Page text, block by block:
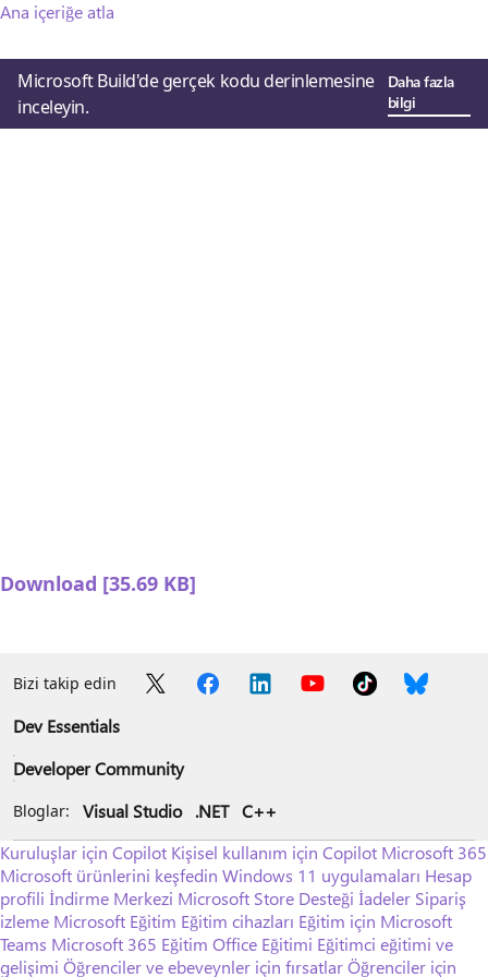
Ana içeriğe atla
Microsoft Build'de gerçek kodu derinlemesine
inceleyin.
Daha fazla
bilgi
Download [35.69 KB]
Bizi takip edin
Dev Essentials
Developer Community
Bloglar: Visual Studio .NET C++
Kuruluşlar için Copilot Kişisel kullanım için Copilot Microsoft 365
Microsoft ürünlerini keşfedin Windows 11 uygulamaları Hesap
profili İndirme Merkezi Microsoft Store Desteği İadeler Sipariş
izleme Microsoft Eğitim Eğitim cihazları Eğitim için Microsoft
Teams Microsoft 365 Eğitim Office Eğitimi Eğitimci eğitimi ve
gelişimi Öğrenciler ve ebeveynler için fırsatlarÖğrenciler için